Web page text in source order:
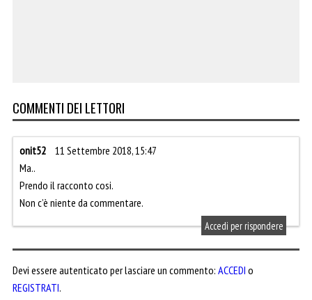
COMMENTI DEI LETTORI
onit52
11 Settembre 2018, 15:47
Ma..
Prendo il racconto cosi.
Non c’è niente da commentare.
Accedi per rispondere
Devi essere autenticato per lasciare un commento: ACCEDI o
REGISTRATI.